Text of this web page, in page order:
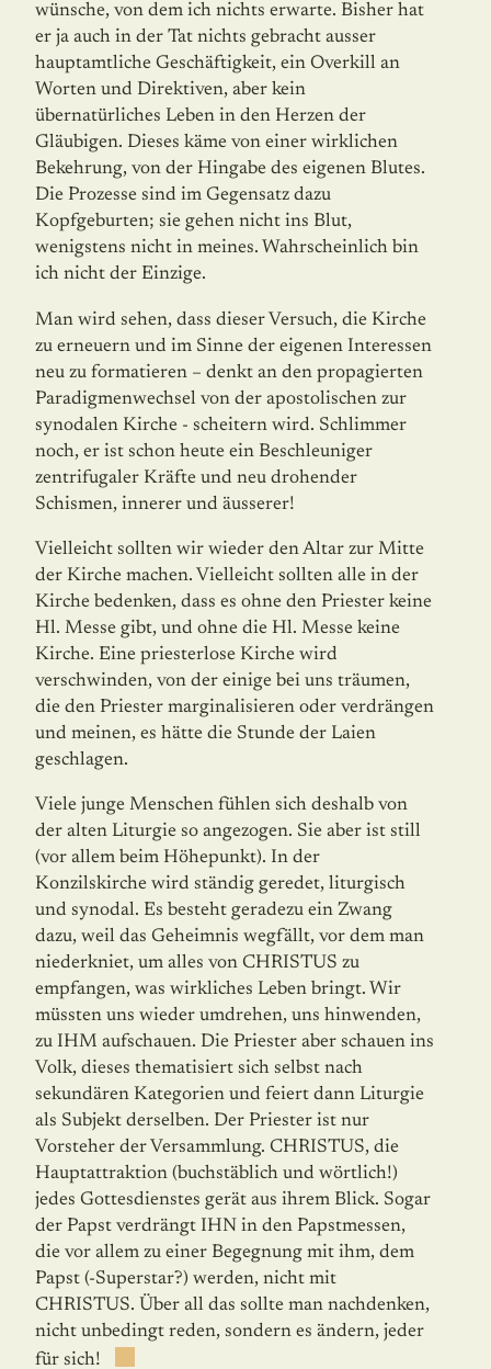
wünsche, von dem ich nichts erwarte. Bisher hat
er ja auch in der Tat nichts gebracht ausser
hauptamtliche Geschäftigkeit, ein Overkill an
Worten und Direk­tiven, aber kein
übernatürliches Leben in den Herzen der
Gläubigen. Dieses käme von einer wirklichen
Bekehrung, von der Hingabe des eigenen Blutes.
Die Prozesse sind im Gegensatz dazu
Kopfgeburten; sie gehen nicht ins Blut,
wenigstens nicht in meines. Wahrscheinlich bin
ich nicht der Einzige.
Man wird sehen, dass dieser Versuch, die Kirche
zu erneuern und im Sinne der eigenen Interessen
neu zu formatieren – denkt an den propagierten
Paradigmenwechsel von der apostolischen zur
synodalen Kirche - scheitern wird. Schlimmer
noch, er ist schon heute ein Beschleuniger
zentrifugaler Kräfte und neu drohender
Schismen, innerer und äus­serer!
Vielleicht sollten wir wieder den Altar zur Mitte
der Kirche machen. Vielleicht sollten alle in der
Kirche bedenken, dass es ohne den Priester keine
Hl. Messe gibt, und ohne die Hl. Messe keine
Kirche. Eine priesterlose Kirche wird
verschwinden, von der einige bei uns träumen,
die den Priester marginalisieren oder verdrängen
und meinen, es hätte die Stunde der Laien
geschlagen.
Viele junge Menschen fühlen sich deshalb von
der alten Liturgie so angezogen. Sie aber ist still
(vor allem beim Höhepunkt). In der
Konzilskirche wird ständig geredet, liturgisch
und synodal. Es besteht geradezu ein Zwang
dazu, weil das Geheimnis wegfällt, vor dem man
niederkniet, um alles von CHRISTUS zu
empfangen, was wirkliches Leben bringt. Wir
müssten uns wieder umdrehen, uns hinwenden,
zu IHM aufschauen. Die Priester aber schauen ins
Volk, dieses thematisiert sich selbst nach
sekundären Kategorien und feiert dann Liturgie
als Subjekt derselben. Der Priester ist nur
Vorsteher der Versamm­lung. CHRISTUS, die
Hauptattraktion (buchstäblich und wörtlich!)
jedes Gottesdienstes gerät aus ihrem Blick. Sogar
der Papst verdrängt IHN in den Papstmessen,
die vor allem zu einer Begegnung mit ihm, dem
Papst (-Superstar?) werden, nicht mit
CHRISTUS. Über all das sollte man nachdenken,
nicht unbedingt reden, sondern es ändern, jeder
für sich!